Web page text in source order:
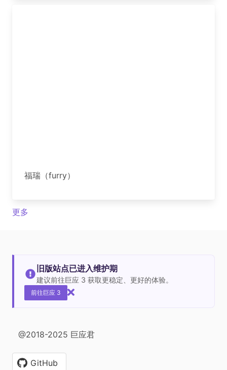
福瑞（furry）
更多
旧版站点已进入维护期
建议前往巨应 3 获取更稳定、更好的体验。
前往巨应 3
@2018-2025 巨应君
GitHub